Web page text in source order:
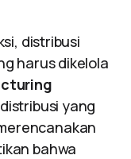
distribusi
harus dikelola
yang
bahwa